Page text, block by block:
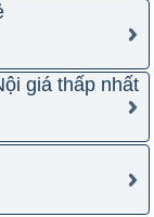
giá thấp nhất